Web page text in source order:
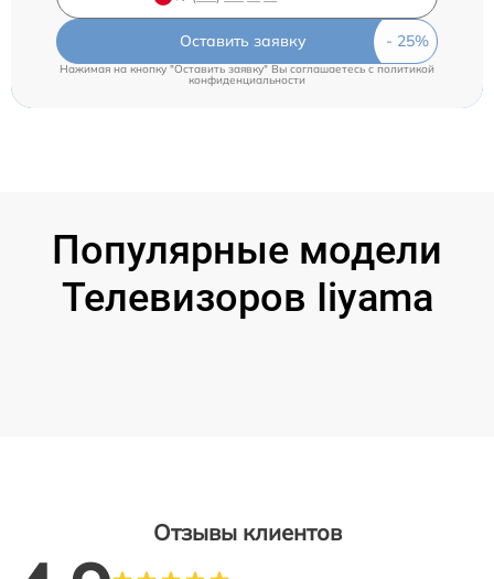
Оставить заявку
Нажимая на кнопку "Оставить заявку" Вы соглашаетесь c политикой
конфиденциальности
Популярные модели
Телевизоров Iiyama
Отзывы клиентов